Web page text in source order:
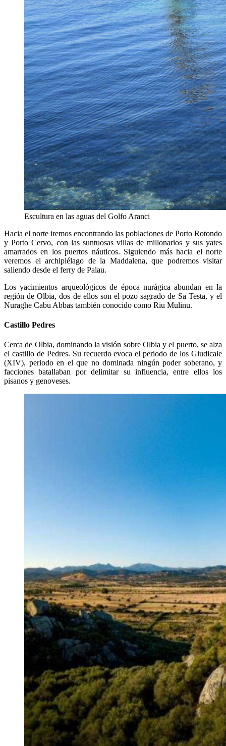
Escultura en las aguas del Golfo Aranci
Hacia el norte iremos encontrando las poblaciones de Porto Rotondo
y Porto Cervo, con las suntuosas villas de millonarios y sus yates
amarrados en los puertos náuticos. Siguiendo más hacia el norte
veremos el archipiélago de la Maddalena, que podremos visitar
saliendo desde el ferry de Palau.
Los yacimientos arqueológicos de época nurágica abundan en la
región de Olbia, dos de ellos son el pozo sagrado de Sa Testa, y el
Nuraghe Cabu Abbas también conocido como Riu Mulinu.
Castillo Pedres
Cerca de Olbia, dominando la visión sobre Olbia y el puerto, se alza
el castillo de Pedres. Su recuerdo evoca el periodo de los Giudicale
(XIV), periodo en el que no dominada ningún poder soberano, y
facciones batallaban por delimitar su influencia, entre ellos los
pisanos y genoveses.